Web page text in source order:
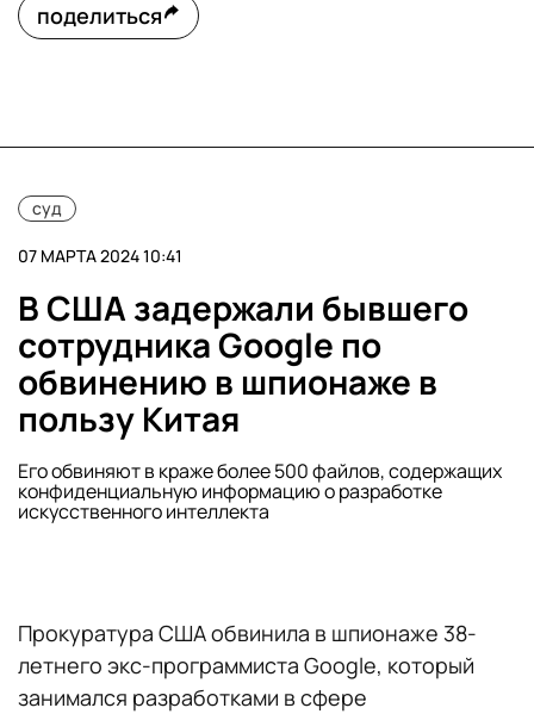
поделиться
суд
07 МАРТА 2024 10:41
В США задержали бывшего
сотрудника Google по
обвинению в шпионаже в
пользу Китая
Его обвиняют в краже более 500 файлов, содержащих
конфиденциальную информацию о разработке
искусственного интеллекта
Прокуратура США обвинила в шпионаже 38-
летнего экс-программиста Google, который
занимался разработками в сфере